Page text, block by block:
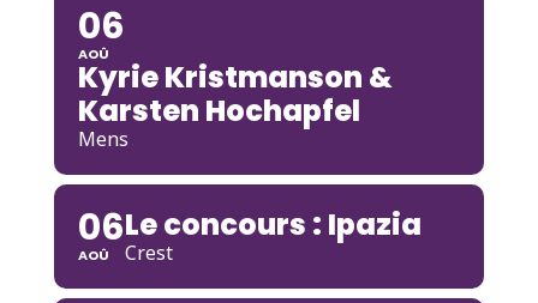
06
AOÛ
Kyrie Kristmanson &
Karsten Hochapfel
Mens
06
AOÛ
Le concours : Ipazia
Crest